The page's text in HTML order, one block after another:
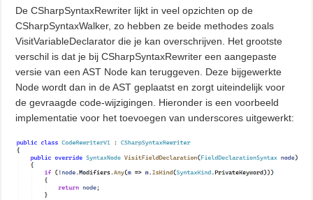
De CSharpSyntaxRewriter lijkt in veel opzichten op de
CSharpSyntaxWalker, zo hebben ze beide methodes zoals
VisitVariableDeclarator die je kan overschrijven. Het grootste
verschil is dat je bij CSharpSyntaxRewriter een aangepaste
versie van een AST Node kan teruggeven. Deze bijgewerkte
Node wordt dan in de AST geplaatst en zorgt uiteindelijk voor
de gevraagde code-wijzigingen. Hieronder is een voorbeeld
implementatie voor het toevoegen van underscores uitgewerkt: